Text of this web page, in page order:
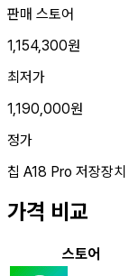
판매 스토어
1,154,300원
최저가
1,190,000원
정가
칩 A18 Pro 저장장치
가격 비교
스토어